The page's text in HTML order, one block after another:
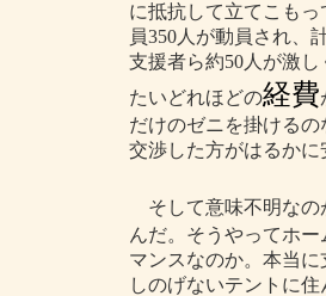
に抵抗して立てこも
員350人が動員され、
支援者ら約50人が激
たいどれほどの経費
だけのゼニを掛ける
交渉した方がはるかに
そして意味不明なの
んだ。そうやってホ
マンスなのか。本当
しのげないテントに